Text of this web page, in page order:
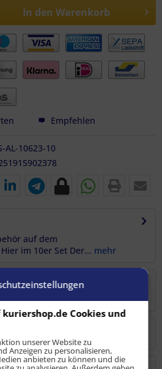
In den Warenkorb
Empfehlen
AL-10623-10
auf dem
im 10er Set Der... mehr
und diskutieren...mehr
Cookies und
unserer Website zu
Anzeigen zu personalisieren,
anbieten zu können und die